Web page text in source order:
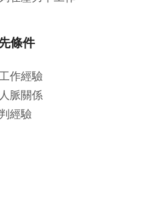
條件
作經驗
脈關係
經驗